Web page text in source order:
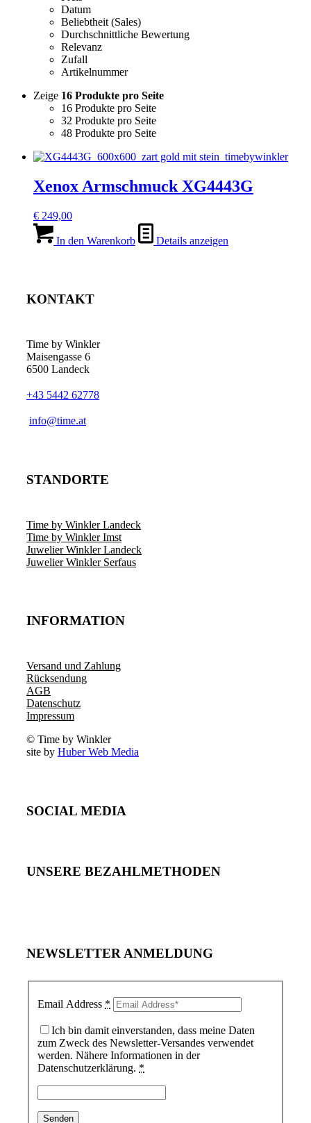
Datum
Beliebtheit (Sales)
Durchschnittliche Bewertung
Relevanz
Zufall
Artikelnummer
Zeige 16 Produkte pro Seite
16 Produkte pro Seite
32 Produkte pro Seite
48 Produkte pro Seite
Xenox Armschmuck XG4443G
€ 249,00
In den Warenkorb Details anzeigen
KONTAKT
Time by Winkler
Maisengasse 6
6500 Landeck
+43 5442 62778
­info@time.at
STANDORTE
Time by Winkler Landeck
Time by Winkler Imst
Juwelier Winkler Landeck
Juwelier Winkler Serfaus
INFORMATION
Versand und Zahlung
Rücksendung
AGB
Datenschutz
Impressum
© Time by Winkler
site by Huber Web Media
SOCIAL MEDIA
UNSERE BEZAHLMETHODEN
NEWSLETTER ANMELDUNG
Email Address *
Ich bin damit einverstanden, dass meine Daten
zum Zweck des Newsletter-Versandes verwendet
werden. Nähere Informationen in der
Datenschutzerklärung. *